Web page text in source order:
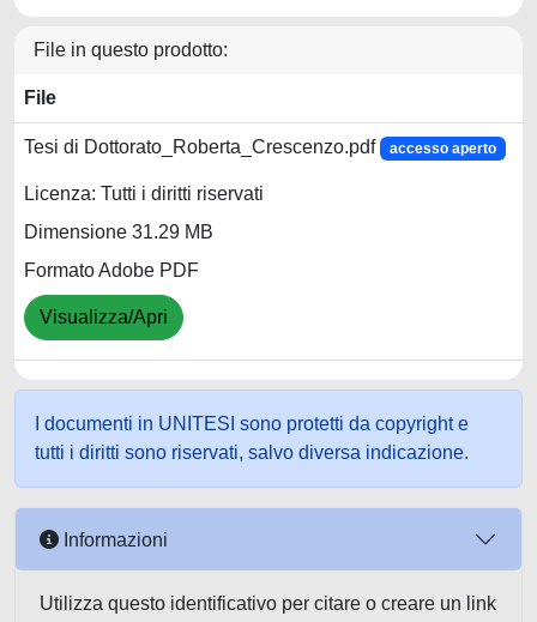
File in questo prodotto:
File
Tesi di Dottorato_Roberta_Crescenzo.pdf accesso aperto
Licenza: Tutti i diritti riservati
Dimensione 31.29 MB
Formato Adobe PDF
Visualizza/Apri
I documenti in UNITESI sono protetti da copyright e
tutti i diritti sono riservati, salvo diversa indicazione.
Informazioni
Utilizza questo identificativo per citare o creare un link